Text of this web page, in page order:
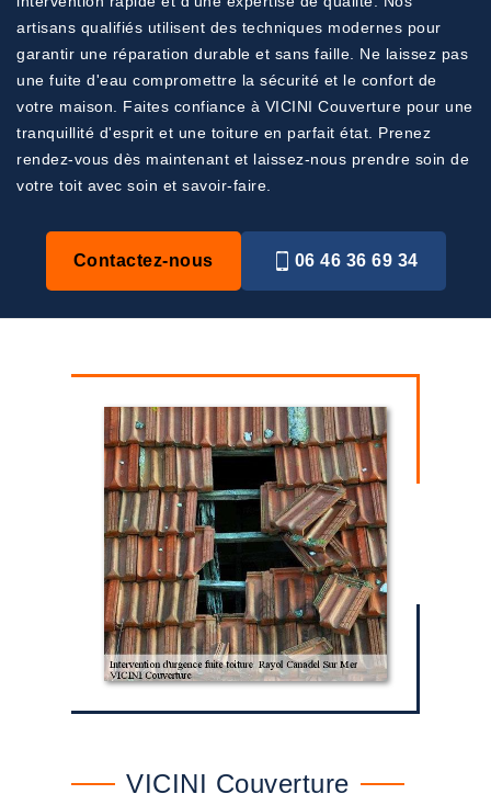
artisans qualifiés utilisent des techniques modernes pour
garantir une réparation durable et sans faille. Ne laissez pas
une fuite d'eau compromettre la sécurité et le confort de
votre maison. Faites confiance à VICINI Couverture pour une
tranquillité d'esprit et une toiture en parfait état. Prenez
rendez-vous dès maintenant et laissez-nous prendre soin de
votre toit avec soin et savoir-faire.
Contactez-nous 06 46 36 69 34
VICINI Couverture